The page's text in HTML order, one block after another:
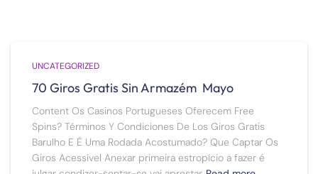
UNCATEGORIZED
70 Giros Gratis Sin Armazém ️ Mayo
Content Os Casinos Portugueses Oferecem Free
Spins? Términos Y Condiciones De Los Giros Gratis
Barulho E É Uma Rodada Acostumado? Que Captar Os
Giros Acessível Anexar primeira estropício a fazer é